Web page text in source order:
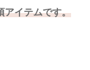
アイテムです。